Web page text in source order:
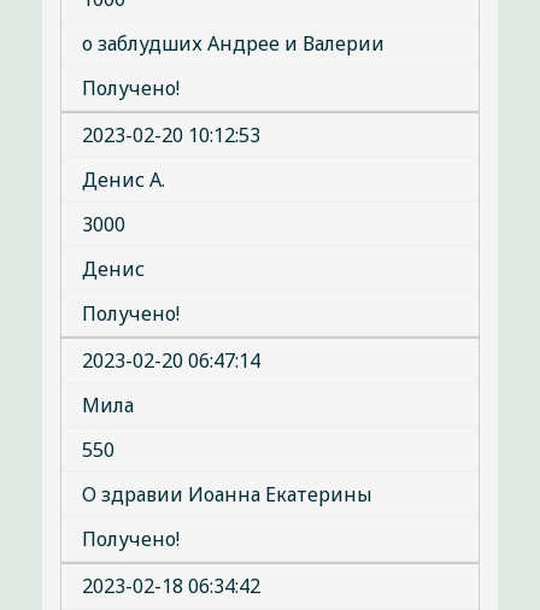
о заблудших Андрее и Валерии
Получено!
2023-02-20 10:12:53
Денис А.
3000
Денис
Получено!
2023-02-20 06:47:14
Мила
550
О здравии Иоанна Екатерины
Получено!
2023-02-18 06:34:42